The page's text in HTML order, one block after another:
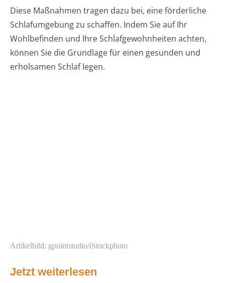
Diese Maßnahmen tragen dazu bei, eine förderliche
Schlafumgebung zu schaffen. Indem Sie auf Ihr
Wohlbefinden und Ihre Schlafgewohnheiten achten,
können Sie die Grundlage für einen gesunden und
erholsamen Schlaf legen.
Artikelbild: gpointstudio/iStockphoto
Jetzt weiterlesen